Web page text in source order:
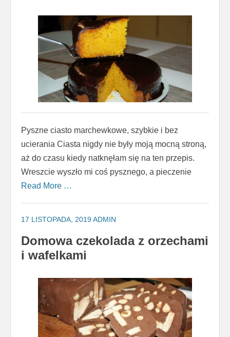
Pyszne ciasto marchewkowe, szybkie i bez
ucierania Ciasta nigdy nie były moją mocną stroną,
aż do czasu kiedy natknęłam się na ten przepis.
Wreszcie wyszło mi coś pysznego, a pieczenie
Read More …
17 LISTOPADA, 2019ADMIN
Domowa czekolada z orzechami
i wafelkami